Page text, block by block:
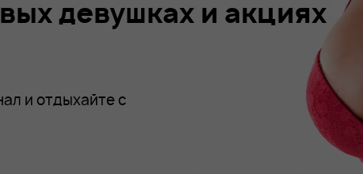
девушках и акциях
и отдыхайте с